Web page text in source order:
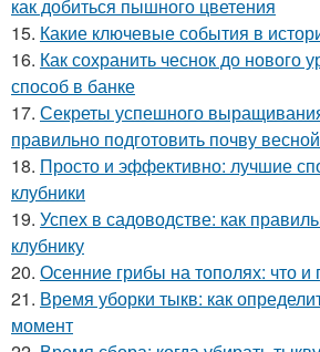
как добиться пышного цветения
15. Какие ключевые события в
16. Как сохранить чеснок до нового
способ в банке
17. Секреты успешного
правильно подготовить почву
18. Просто и эффективно: лучшие
клубники
19. Успех в садоводстве: как
клубнику
20. Осенние грибы на тополях: что и
21. Время уборки тыкв: как
момент